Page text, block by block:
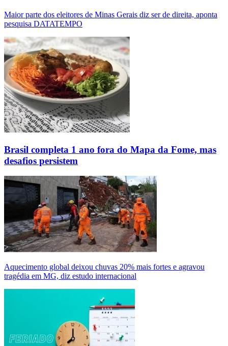
Maior parte dos eleitores de Minas Gerais diz ser de direita, aponta
pesquisa DATATEMPO
Brasil completa 1 ano fora do Mapa da Fome, mas
desafios persistem
Aquecimento global deixou chuvas 20% mais fortes e agravou
tragédia em MG, diz estudo internacional